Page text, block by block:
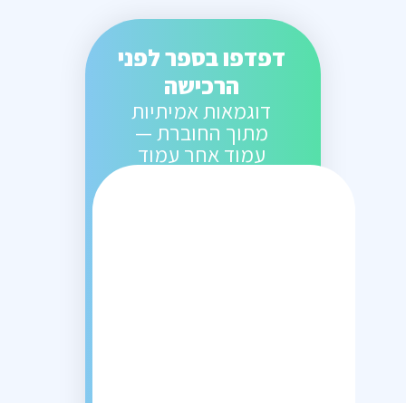
דפדפו בספר לפני
הרכישה
דוגמאות אמיתיות
מתוך החוברת —
עמוד אחר עמוד